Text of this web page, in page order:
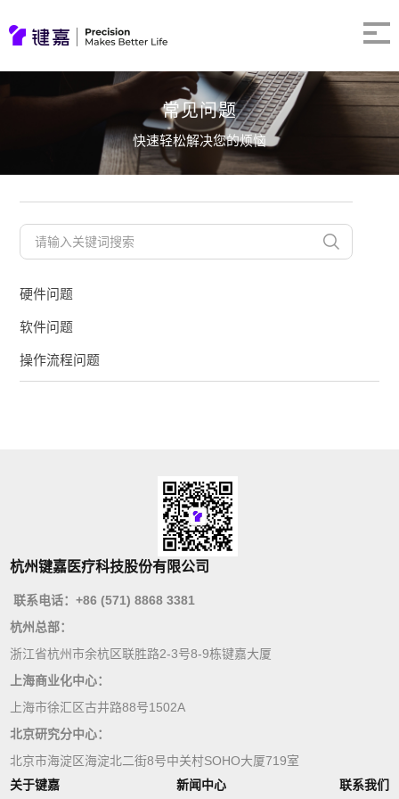
常见问题
快速轻松解决您的烦恼
硬件问题
软件问题
操作流程问题
杭州键嘉医疗科技股份有限公司
联系电话：+86 (571) 8868 3381
杭州总部：
浙江省杭州市余杭区联胜路2-3号8-9栋键嘉大厦
上海商业化中心：
上海市徐汇区古井路88号1502A
北京研究分中心：
北京市海淀区海淀北二街8号中关村SOHO大厦719室
关于键嘉
新闻中心 联系我们